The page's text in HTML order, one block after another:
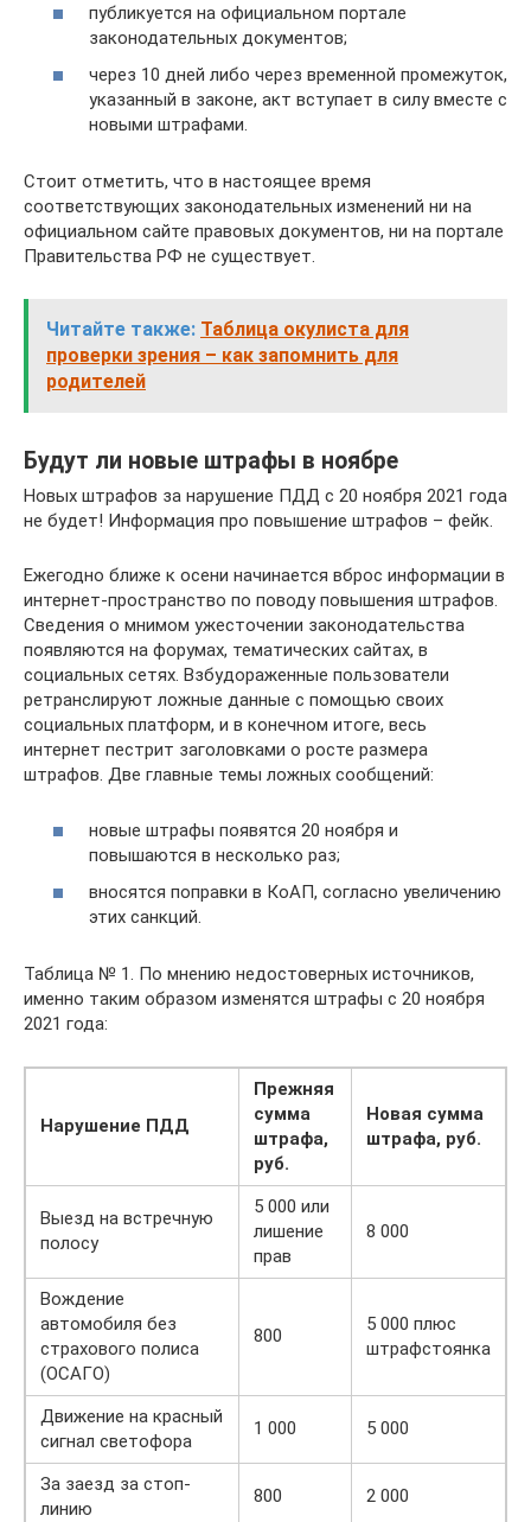
публикуется на официальном портале
законодательных документов;
через 10 дней либо через временной промежуток,
указанный в законе, акт вступает в силу вместе с
новыми штрафами.
Стоит отметить, что в настоящее время
соответствующих законодательных изменений ни на
официальном сайте правовых документов, ни на портале
Правительства РФ не существует.
Читайте также: Таблица окулиста для
проверки зрения – как запомнить для
родителей
Будут ли новые штрафы в ноябре
Новых штрафов за нарушение ПДД с 20 ноября 2021 года
не будет! Информация про повышение штрафов – фейк.
Ежегодно ближе к осени начинается вброс информации в
интернет-пространство по поводу повышения штрафов.
Сведения о мнимом ужесточении законодательства
появляются на форумах, тематических сайтах, в
социальных сетях. Взбудораженные пользователи
ретранслируют ложные данные с помощью своих
социальных платформ, и в конечном итоге, весь
интернет пестрит заголовками о росте размера
штрафов. Две главные темы ложных сообщений:
новые штрафы появятся 20 ноября и
повышаются в несколько раз;
вносятся поправки в КоАП, согласно увеличению
этих санкций.
Таблица № 1. По мнению недостоверных источников,
именно таким образом изменятся штрафы с 20 ноября
2021 года:
Нарушение ПДД
Прежняя
сумма
штрафа,
руб.
Новая сумма
штрафа, руб.
Выезд на встречную
полосу
5 000 или
лишение
прав
8 000
Вождение
автомобиля без
страхового полиса
(ОСАГО)
800
5 000 плюс
штрафстоянка
Движение на красный
сигнал светофора
1 000 5 000
За заезд за стоп-
линию
800 2 000